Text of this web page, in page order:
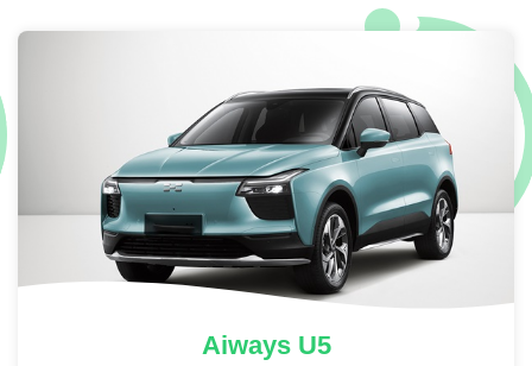
AiwaysU5